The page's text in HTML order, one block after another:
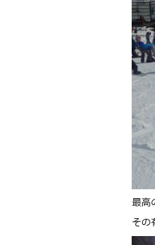
最高
その